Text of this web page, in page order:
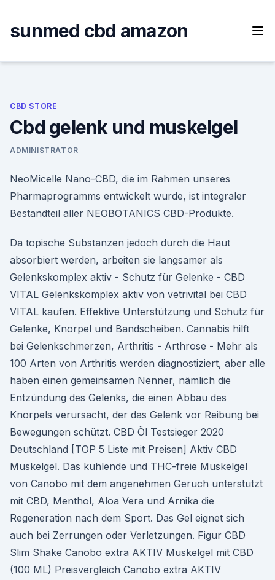
content
sunmed cbd amazon
CBD STORE
Cbd gelenk und muskelgel
ADMINISTRATOR
NeoMicelle Nano-CBD, die im Rahmen unseres
Pharmaprogramms entwickelt wurde, ist integraler
Bestandteil aller NEOBOTANICS CBD-Produkte.
Da topische Substanzen jedoch durch die Haut
absorbiert werden, arbeiten sie langsamer als
Gelenkskomplex aktiv - Schutz für Gelenke - CBD
VITAL Gelenkskomplex aktiv von vetrivital bei CBD
VITAL kaufen. Effektive Unterstützung und Schutz für
Gelenke, Knorpel und Bandscheiben. Cannabis hilft
bei Gelenkschmerzen, Arthritis - Arthrose - Mehr als
100 Arten von Arthritis werden diagnostiziert, aber alle
haben einen gemeinsamen Nenner, nämlich die
Entzündung des Gelenks, die einen Abbau des
Knorpels verursacht, der das Gelenk vor Reibung bei
Bewegungen schützt. CBD Öl Testsieger 2020
Deutschland [TOP 5 Liste mit Preisen] Aktiv CBD
Muskelgel. Das kühlende und THC-freie Muskelgel
von Canobo mit dem angenehmen Geruch unterstützt
mit CBD, Menthol, Aloa Vera und Arnika die
Regeneration nach dem Sport. Das Gel eignet sich
auch bei Zerrungen oder Verletzungen. Figur CBD
Slim Shake Canobo extra AKTIV Muskelgel mit CBD
(100 ML) Preisvergleich Canobo extra AKTIV